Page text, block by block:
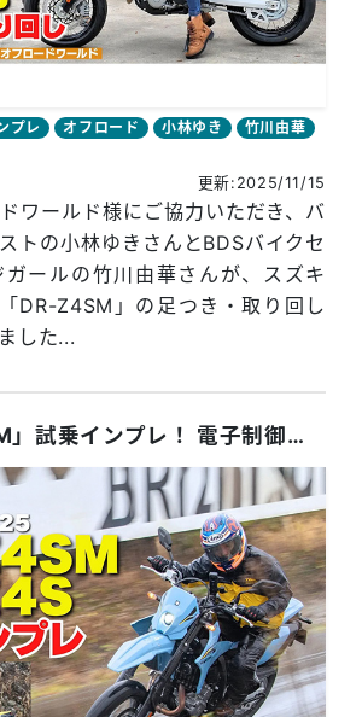
プレ オフロード 小林ゆき
竹川由華
更新:2025/11/15
ワールド様にご協力いただき、バ
トの小林ゆきさんとBDSバイクセ
ガールの竹川由華さんが、スズキ
DR-Z4SM」の足つき・取り回し
した...
「DR-Z4S/SM」試乗インプレ！ 電子制御で雨天でも安定した走りを実現！